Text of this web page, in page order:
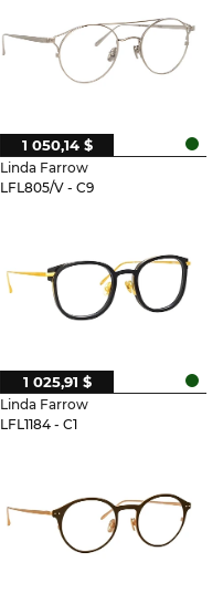
Linda Farrow
LFL805/V - C9
1 050,14 $
Linda Farrow
LFL1184 - C1
1 025,91 $